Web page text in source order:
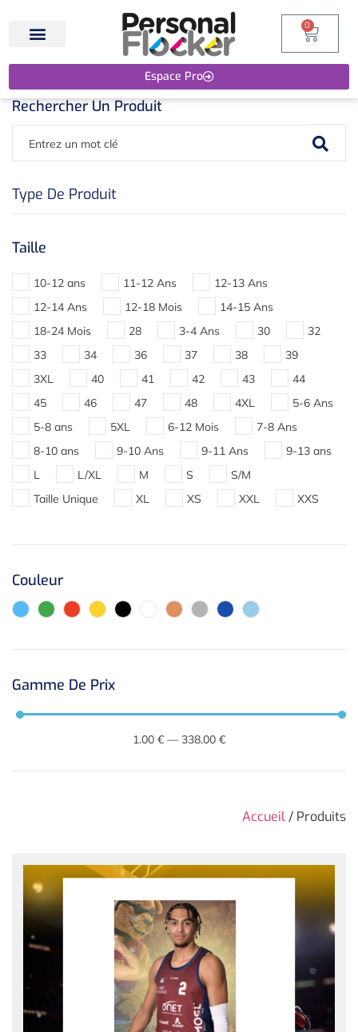
Espace Pro
0
Rechercher Un Produit
Type De Produit
Taille
10-12 ans 11-12 Ans
12-13 Ans
12-14 Ans
12-18 Mois
14-15 Ans
18-24 Mois
28 3-4 Ans 30
32
33
34 36 37 38
39
3XL
40 41 42 43
44
45
46 47 48 4XL
5-6 Ans
5-8 ans
5XL 6-12 Mois
7-8 Ans
8-10 ans
9-10 Ans 9-11 Ans
9-13 ans
L
L/XL M S
S/M
Taille Unique
XL XS XXL XXS
Couleur
Gamme De Prix
1.00 € — 338.00 €
Accueil / Produits